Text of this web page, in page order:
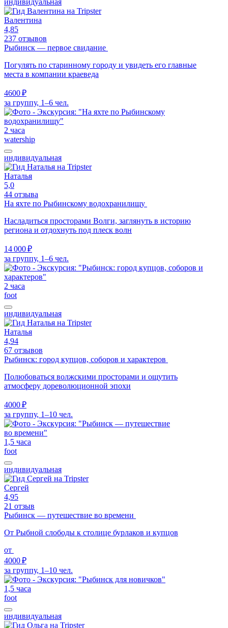
индивидуальная
Валентина
4,85
237 отзывов
Рыбинск — первое свидание
Погулять по старинному городу и увидеть его главные
места в компании краеведа
4600 ₽
за группу, 1–6 чел.
2 часа
watership
индивидуальная
Наталья
5,0
44 отзыва
На яхте по Рыбинскому водохранилищу
Насладиться просторами Волги, заглянуть в историю
региона и отдохнуть под плеск волн
14 000 ₽
за группу, 1–6 чел.
2 часа
foot
индивидуальная
Наталья
4,94
67 отзывов
Рыбинск: город купцов, соборов и характеров
Полюбоваться волжскими просторами и ощутить
атмосферу дореволюционной эпохи
4000 ₽
за группу, 1–10 чел.
1,5 часа
foot
индивидуальная
Сергей
4,95
21 отзыв
Рыбинск — путешествие во времени
От Рыбной слободы к столице бурлаков и купцов
от
4000 ₽
за группу, 1–10 чел.
1,5 часа
foot
индивидуальная